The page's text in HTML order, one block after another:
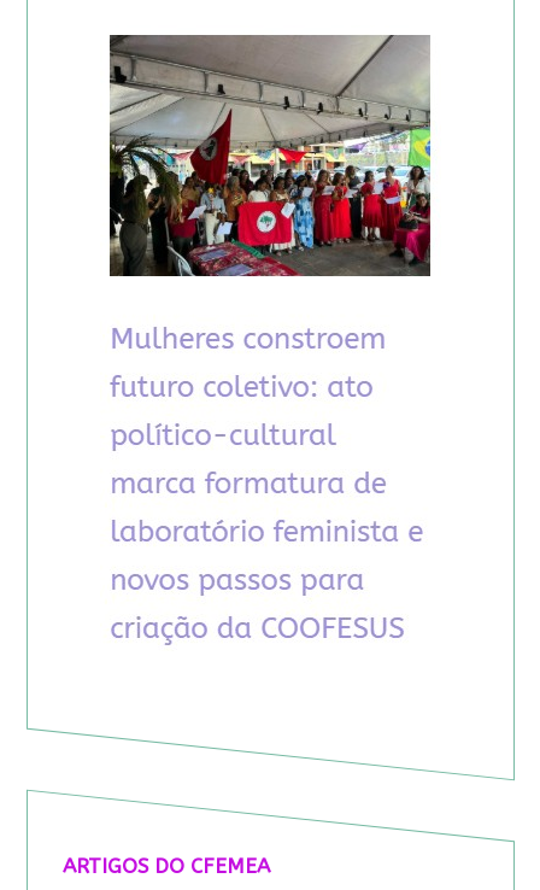
ARTIGOS DO CFEMEA